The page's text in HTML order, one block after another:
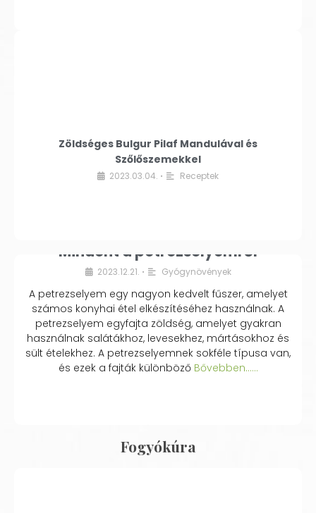
Zöldséges Bulgur Pilaf Mandulával és
Szőlőszemekkel
2023.03.04. • Receptek
Mindent a petrezselyemről
2023.12.21. • Gyógynövények
A petrezselyem egy nagyon kedvelt fűszer, amelyet
számos konyhai étel elkészítéséhez használnak. A
petrezselyem egyfajta zöldség, amelyet gyakran
használnak salátákhoz, levesekhez, mártásokhoz és
sült ételekhez. A petrezselyemnek sokféle típusa van,
és ezek a fajták különbözőBővebben...…
Fogyókúra